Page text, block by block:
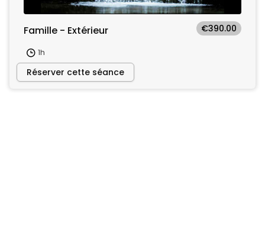
Famille - Extérieur €390.00
1h
Réserver cette séance